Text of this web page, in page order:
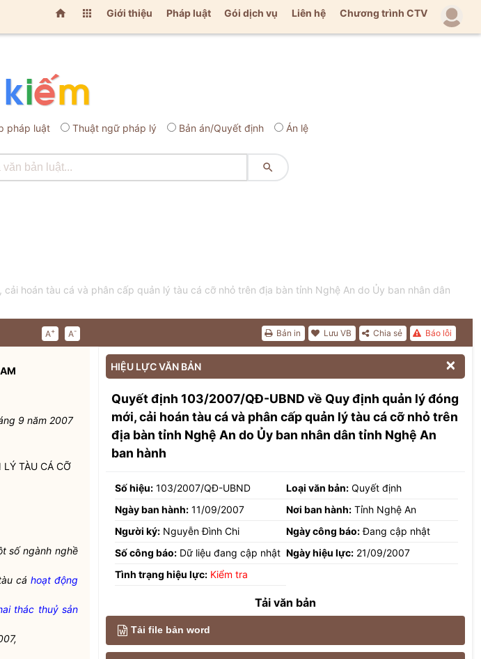
  Giới thiệu Pháp luật Gói dịch vụ Liên hệ Chương trình CTV
pháp luật Thuật ngữ pháp lý Bản án/Quyết định Án lệ

hoán tàu cá và phân cấp quản lý tàu cá cỡ nhỏ trên địa bàn tỉnh Nghệ An do Ủy ban nhân dân
A+ A- Báo lỗi
Chia sẻ
Lưu VB
Bản in
9 năm 2007
LÝ TÀU CÁ CỠ
số ngành nghề
cá hoạt động
thác thuỷ sản
HIỆU LỰC VĂN BẢN 
Quyết định 103/2007/QĐ-UBND về Quy định quản lý đóng
mới, cải hoán tàu cá và phân cấp quản lý tàu cá cỡ nhỏ trên
địa bàn tỉnh Nghệ An do Ủy ban nhân dân tỉnh Nghệ An
ban hành
Số hiệu: 103/2007/QĐ-UBND Loại văn bản: Quyết định
Ngày ban hành: 11/09/2007 Nơi ban hành: Tỉnh Nghệ An
Người ký: Nguyễn Đình Chi Ngày công báo:Đang cập nhật
Số công báo: Dữ liệu đang cập nhật Ngày hiệu lực: 21/09/2007
Tình trạng hiệu lực: Kiểm tra
Tải văn bản
Tải file bản word